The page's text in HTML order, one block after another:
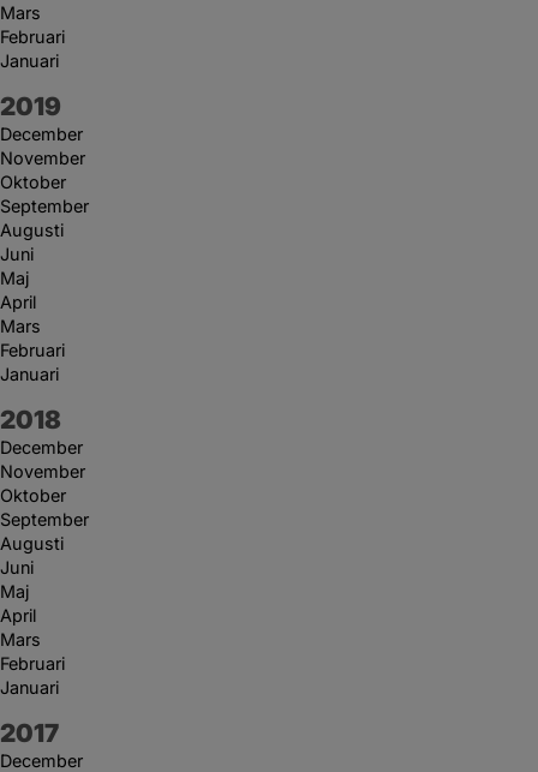
Mars
Februari
Januari
År:
2019
December
November
Oktober
September
Augusti
Juni
Maj
April
Mars
Februari
Januari
År:
2018
December
November
Oktober
September
Augusti
Juni
Maj
April
Mars
Februari
Januari
År:
2017
December